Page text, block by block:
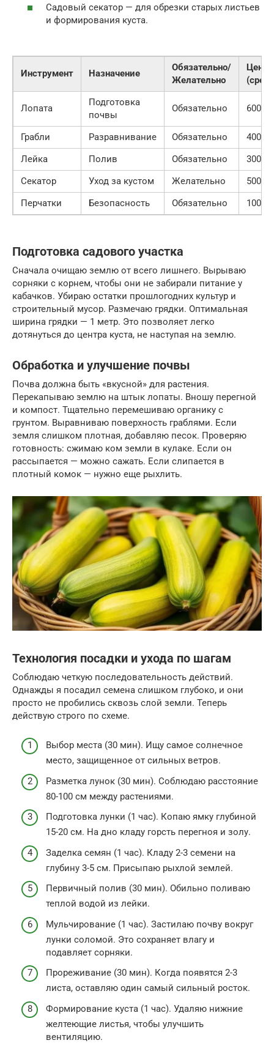
Садовый секатор — для обрезки старых листьев
и формирования куста.
Инструмент Назначение
Обязательно/
Желательно
Цена
Лопата
Подготовка
почвы
Обязательно 600
Грабли Разравнивание Обязательно
400
Лейка
Полив Обязательно
300
Секатор
Уход за кустом Желательно
500
Перчатки
Безопасность Обязательно 100
Подготовка садового участка
Сначала очищаю землю от всего лишнего. Вырываю
сорняки с корнем, чтобы они не забирали питание у
кабачков. Убираю остатки прошлогодних культур и
строительный мусор. Размечаю грядки. Оптимальная
ширина грядки — 1 метр. Это позволяет легко
дотянуться до центра куста, не наступая на землю.
Обработка и улучшение почвы
Почва должна быть «вкусной» для растения.
Перекапываю землю на штык лопаты. Вношу перегной
и компост. Тщательно перемешиваю органику с
грунтом. Выравниваю поверхность граблями. Если
земля слишком плотная, добавляю песок. Проверяю
готовность: сжимаю ком земли в кулаке. Если он
рассыпается — можно сажать. Если слипается в
плотный комок — нужно еще рыхлить.
Технология посадки и ухода по шагам
Соблюдаю четкую последовательность действий.
Однажды я посадил семена слишком глубоко, и они
просто не пробились сквозь слой земли. Теперь
действую строго по схеме.
Выбор места (30 мин). Ищу самое солнечное
место, защищенное от сильных ветров.
Разметка лунок (30 мин). Соблюдаю расстояние
80-100 см между растениями.
Подготовка лунки (1 час). Копаю ямку глубиной
15-20 см. На дно кладу горсть перегноя и золу.
Заделка семян (1 час). Кладу 2-3 семени на
глубину 3-5 см. Присыпаю рыхлой землей.
Первичный полив (30 мин). Обильно поливаю
теплой водой из лейки.
Мульчирование (1 час). Застилаю почву вокруг
лунки соломой. Это сохраняет влагу и
подавляет сорняки.
Прореживание (30 мин). Когда появятся 2-3
листа, оставляю один самый сильный росток.
Формирование куста (1 час). Удаляю нижние
желтеющие листья, чтобы улучшить
вентиляцию.